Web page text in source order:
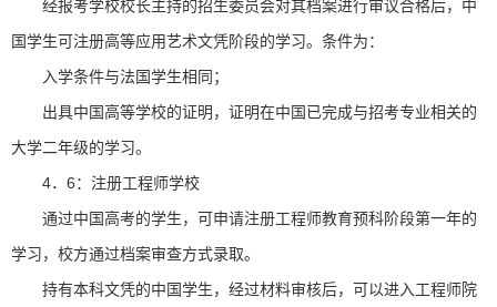
经报考学校校长主持的招生委员会对其档案进行审议合格后，中
国学生可注册高等应用艺术文凭阶段的学习。条件为：
入学条件与法国学生相同；
出具中国高等学校的证明，证明在中国已完成与招考专业相关的
大学二年级的学习。
4．6：注册工程师学校
通过中国高考的学生，可申请注册工程师教育预科阶段第一年的
学习，校方通过档案审查方式录取。
持有本科文凭的中国学生，经过材料审核后，可以进入工程师院